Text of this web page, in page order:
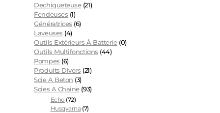
Dechiqueteuse (21)
Fendeuses (1)
Génératrices (6)
Laveuses (4)
Outils Extérieurs À Batterie (0)
Outils Multifonctions (44)
Pompes (6)
Produits Divers (21)
Scie A Beton (3)
Scies A Chaine (93)
Echo (72)
Husqvarna (7)